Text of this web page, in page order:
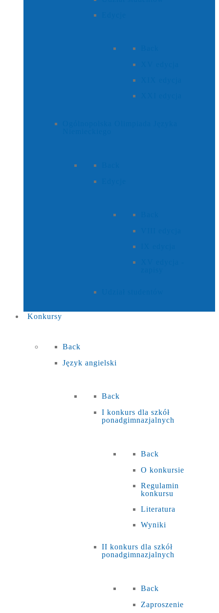
Konkursy
Back
Język angielski
Back
I konkurs dla szkół
ponadgimnazjalnych
Back
O konkursie
Regulamin
konkursu
Literatura
Wyniki
II konkurs dla szkół
ponadgimnazjalnych
Back
Zaproszenie